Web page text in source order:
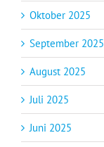
Oktober 2025
September 2025
August 2025
Juli 2025
Juni 2025